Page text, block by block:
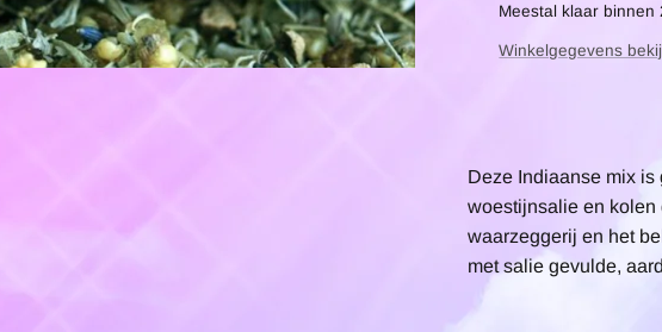
Meestal klaar binnen
Winkelgegevens
Deze Indiaanse mix
woestijnsalie en kolen
waarzeggerij en het
met salie gevulde,